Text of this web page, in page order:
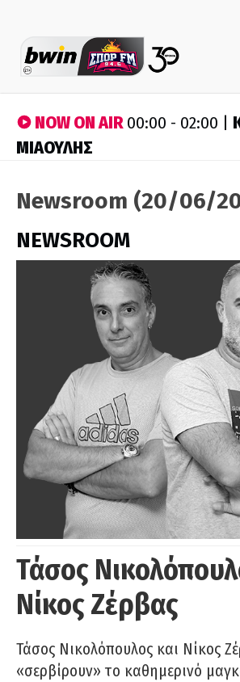
NOW ON AIR00:00 - 02:00 |
ΜΙΑΟΥΛΗΣ
Newsroom (20/06/
NEWSROOM
Τάσος
Νίκος Ζέρβας
Τάσος Νικολόπουλος και Νίκος
«σερβίρουν» το καθημερινό